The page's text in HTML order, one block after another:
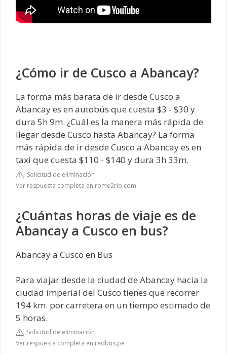
¿Cómo ir de Cusco a Abancay?
La forma más barata de ir desde Cusco a
Abancay es en autobús que cuesta $3 - $30 y
dura 5h 9m. ¿Cuál es la manera más rápida de
llegar desde Cusco hasta Abancay? La forma
más rápida de ir desde Cusco a Abancay es en
taxi que cuesta $110 - $140 y dura 3h 33m.
Solicitud de eliminación
Ver respuesta completa en rome2rio.com
¿Cuántas horas de viaje es de
Abancay a Cusco en bus?
Abancay a Cusco en Bus
Para viajar desde la ciudad de Abancay hacia la
ciudad imperial del Cusco tienes que recorrer
194 km. por carretera en un tiempo estimado de
5 horas.
Solicitud de eliminación
Ver respuesta completa en redbus.pe